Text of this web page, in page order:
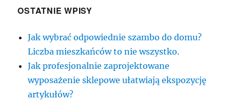
OSTATNIE WPISY
Jak wybrać odpowiednie szambo do domu?
Liczba mieszkańców to nie wszystko.
Jak profesjonalnie zaprojektowane
wyposażenie sklepowe ułatwiają ekspozycję
artykułów?